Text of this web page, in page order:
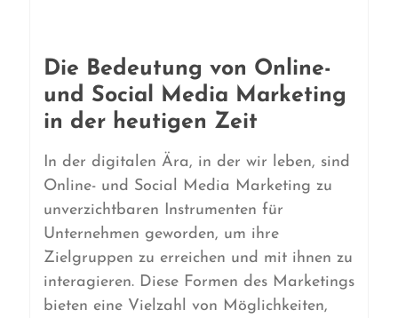
Die Bedeutung von Online-
und Social Media Marketing
in der heutigen Zeit
In der digitalen Ära, in der wir leben, sind
Online- und Social Media Marketing zu
unverzichtbaren Instrumenten für
Unternehmen geworden, um ihre
Zielgruppen zu erreichen und mit ihnen zu
interagieren. Diese Formen des Marketings
bieten eine Vielzahl von Möglichkeiten,